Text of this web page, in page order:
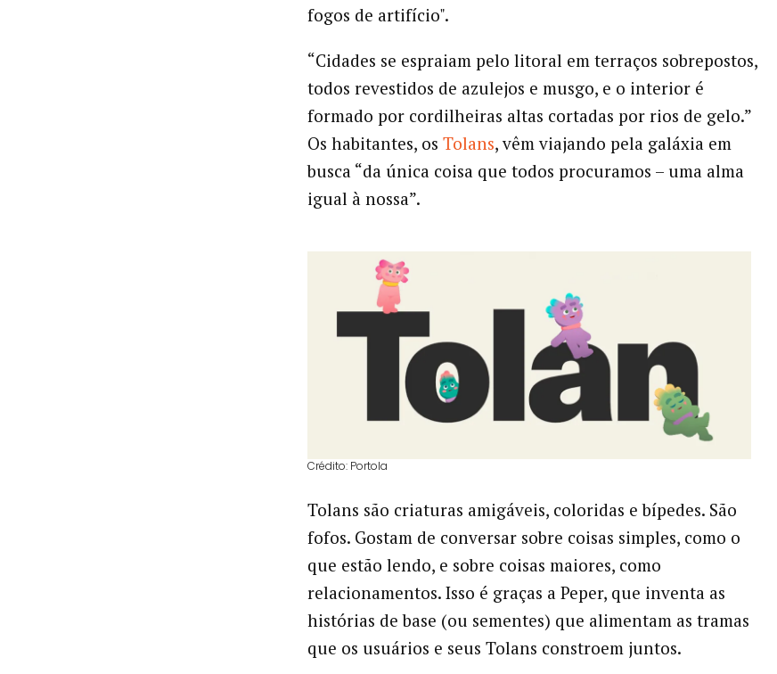
fogos de artifício".
“Cidades se espraiam pelo litoral em terraços sobrepostos,
todos revestidos de azulejos e musgo, e o interior é
formado por cordilheiras altas cortadas por rios de gelo.”
Os habitantes, os Tolans, vêm viajando pela galáxia em
busca “da única coisa que todos procuramos – uma alma
igual à nossa”.
Crédito: Portola
Tolans são criaturas amigáveis, coloridas e bípedes. São
fofos. Gostam de conversar sobre coisas simples, como o
que estão lendo, e sobre coisas maiores, como
relacionamentos. Isso é graças a Peper, que inventa as
histórias de base (ou sementes) que alimentam as tramas
que os usuários e seus Tolans constroem juntos.